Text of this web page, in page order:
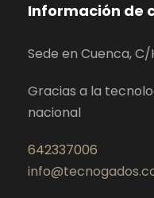
Información de
Sede en Cuenca,
Gracias a la
nacional
642337006